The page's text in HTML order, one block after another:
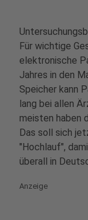
Für wichtige
elektronische
Jahres in den
Speicher kann
lang bei allen
meisten haben
Das soll sich
"Hochlauf",
überall in
Anzeige